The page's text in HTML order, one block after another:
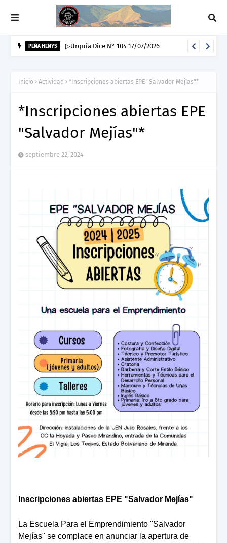
PEÑA HENYS ▷Urquía Dice N° 104 17/07/2026
Inicio Actividad *Inscripciones abiertas EPE "Salvador Mejías"*
*Inscripciones abiertas EPE
"Salvador Mejías"*
septiembre 22, 2024
Inscripciones abiertas EPE "Salvador Mejías"
La Escuela Para el Emprendimiento "Salvador
Mejías" se complace en anunciar la apertura de